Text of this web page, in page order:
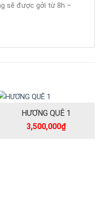
sẽ được gởi từ 8h –
HƯƠNG QUÊ 1
3,500,000₫